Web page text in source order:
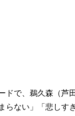
で、鵜久森（芦
ない」「悲しす